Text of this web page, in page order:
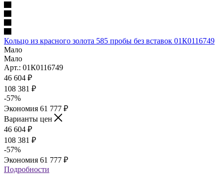
Кольцо из красного золота 585 пробы без вставок 01К0116749
Мало
Мало
Арт.: 01К0116749
46 604 ₽
108 381 ₽
-57%
Экономия 61 777 ₽
Варианты цен
46 604 ₽
108 381 ₽
-57%
Экономия 61 777 ₽
Подробности